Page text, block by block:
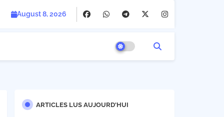
August 8, 2026
ARTICLES LUS AUJOURD'HUI